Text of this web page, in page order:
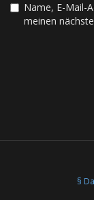
Name, E-Mail-
meinen
§